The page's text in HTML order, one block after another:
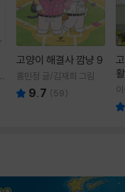
고양이 해결사 깜냥 9
홍민정 글/김재희 그림
9.7 (59)